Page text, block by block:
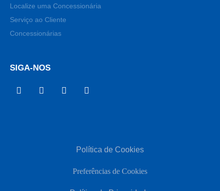
Localize uma Concessionária
Serviço ao Cliente
Concessionárias
SIGA-NOS
Política de Cookies
Preferências de Cookies